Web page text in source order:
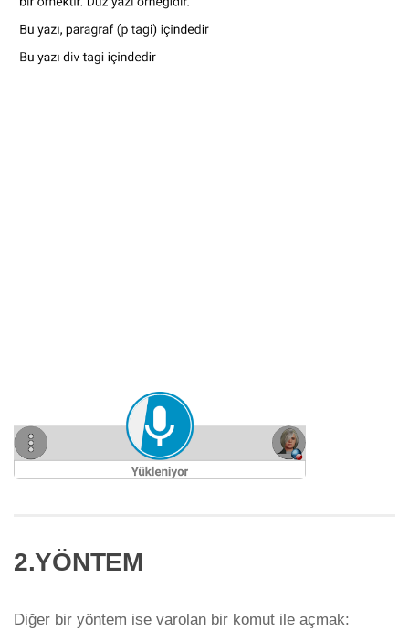
2.YÖNTEM
Diğer bir yöntem ise varolan bir komut ile açmak: